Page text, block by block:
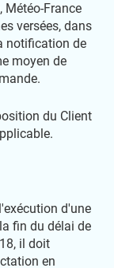
Météo-France
versées, dans
notification de
moyen de
du Client
d'une
fin du délai de
il doit
en